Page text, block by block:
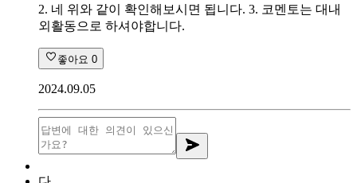
2. 네 위와 같이 확인해보시면 됩니다. 3. 코멘토는 대내
외활동으로 하셔야합니다.
좋아요 0
2024.09.05